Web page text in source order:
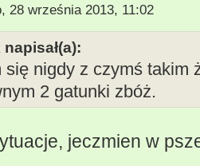
28 września 2013, 11:02
się nigdy z czymś takim
2 gatunki zbóż.
jeczmien w